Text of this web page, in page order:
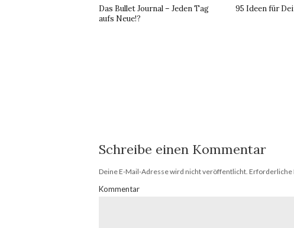
Das Bullet Journal – Jeden Tag
aufs Neue!?
95 Ideen für
Schreibe einen Kommentar
Deine E-Mail-Adresse wird nicht veröffentlicht. Erforderliche
Kommentar